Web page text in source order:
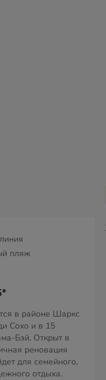
пляж
в районе Шаркс
Сохо и в 15
Бэй. Открыт в
реновация
для семейного,
отдыха.